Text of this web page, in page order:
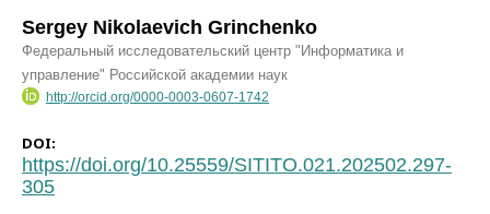
Sergey Nikolaevich Grinchenko
Федеральный исследовательский центр "Информатика и
управление" Российской академии наук
http://orcid.org/0000-0003-0607-1742
DOI:
https://doi.org/10.25559/SITITO.021.202502.297-
305